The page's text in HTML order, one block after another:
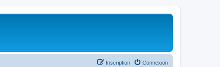
Connexion
Inscription